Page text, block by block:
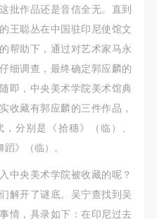
批作品还是音信全无。直到
王聪丛在中国驻印尼使馆文
帮助下，通过对艺术家马永
细调查，最终确定郭应麟的
即，中央美术学院美术馆典
收藏有郭应麟的三件作品，
分别是《拾穗》（临）、
》（临）。
中央美术学院被收藏的呢？
解开了谜底。吴宁查找到吴
情，具录如下：在印尼过去